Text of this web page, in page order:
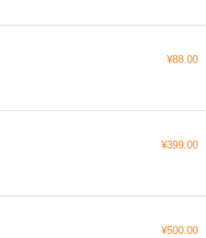
¥88.00
¥399.00
¥500.00